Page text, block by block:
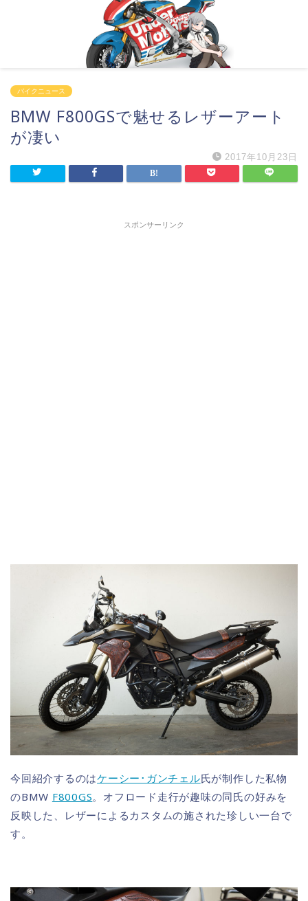
バイクニュース
BMW F800GSで魅せるレザーアート
が凄い
2017年10月23日
スポンサーリンク
今回紹介するのはケーシー･ガンチェル氏が制作した私物
のBMW F800GS。オフロード走行が趣味の同氏の好みを
反映した、レザーによるカスタムの施された珍しい一台で
す。